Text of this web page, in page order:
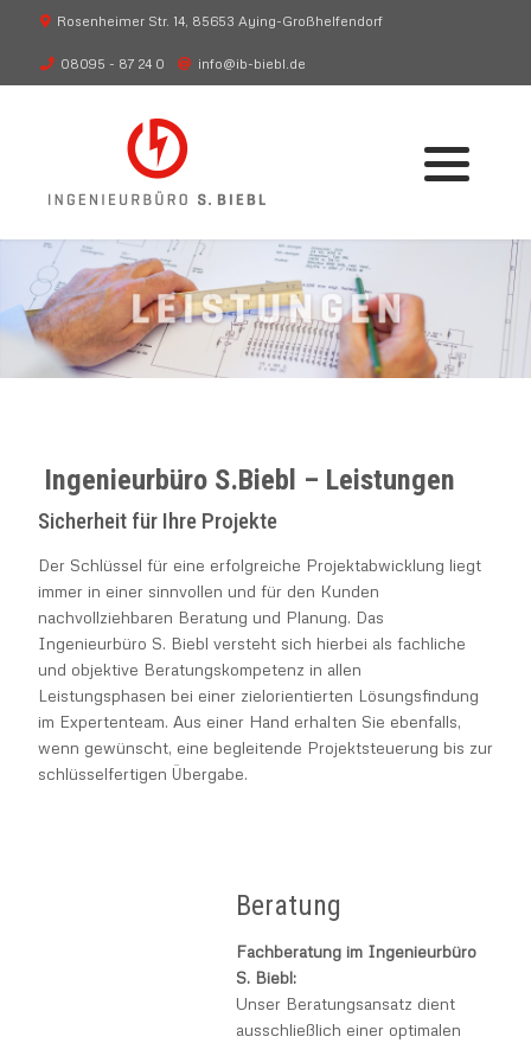
Rosenheimer Str. 14, 85653 Aying-Großhelfendorf
08095 - 87 24 0 info@ib-biebl.de
Ingenieurbüro S.Biebl – Leistungen
Sicherheit für Ihre Projekte
Der Schlüssel für eine erfolgreiche Projektabwicklung liegt
immer in einer sinnvollen und für den Kunden
nachvollziehbaren Beratung und Planung. Das
Ingenieurbüro S. Biebl versteht sich hierbei als fachliche
und objektive Beratungskompetenz in allen
Leistungsphasen bei einer zielorientierten Lösungsfindung
im Expertenteam. Aus einer Hand erhalten Sie ebenfalls,
wenn gewünscht, eine begleitende Projektsteuerung bis zur
schlüsselfertigen Übergabe.
Beratung
Fachberatung im Ingenieurbüro
S. Biebl:
Unser Beratungsansatz dient
ausschließlich einer optimalen
Überspannungsschutz
Schaltanlagen
Stationsgebäude
Erdungstechnik
Zählerschränke